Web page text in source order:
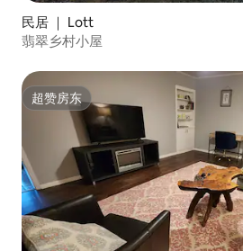
民居 ｜ Lott
翡翠乡村小屋
超赞房东
超赞房东